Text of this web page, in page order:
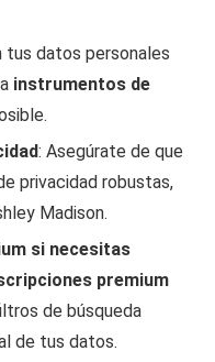
tus datos personales
instrumentos de
: Asegúrate de que
privacidad robustas,
Madison.
si necesitas
premium
de búsqueda
de tus datos.